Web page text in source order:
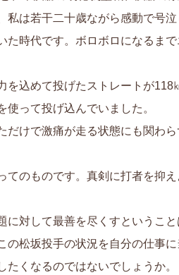
私は若干二十歳ながら感動で号
時代です。ボロボロになるま
込めて投げたストレートが118
って投げ込んでいました。
だけで激痛が走る状態にも関わ
のものです。真剣に打者を抑え
対して最善を尽くすということ
松坂投手の状況を自分の仕事
くなるのではないでしょうか。